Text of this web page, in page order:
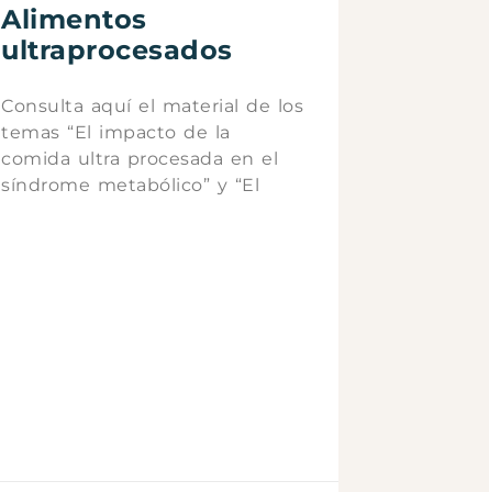
Alimentos
ultraprocesados
Consulta aquí el material de los
temas “El impacto de la
comida ultra procesada en el
síndrome metabólico” y “El